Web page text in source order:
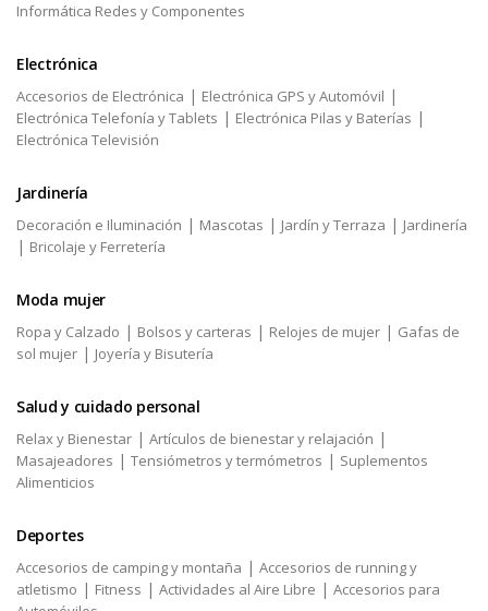
Informática Redes y Componentes
Electrónica
Accesorios de Electrónica | Electrónica GPS y Automóvil |
Electrónica Telefonía y Tablets | Electrónica Pilas y Baterías |
Electrónica Televisión
Jardinería
Decoración e Iluminación | Mascotas | Jardín y Terraza | Jardinería
| Bricolaje y Ferretería
Moda mujer
Ropa y Calzado | Bolsos y carteras | Relojes de mujer | Gafas de
sol mujer | Joyería y Bisutería
Salud y cuidado personal
Relax y Bienestar | Artículos de bienestar y relajación |
Masajeadores | Tensiómetros y termómetros | Suplementos
Alimenticios
Deportes
Accesorios de camping y montaña | Accesorios de running y
atletismo | Fitness | Actividades al Aire Libre | Accesorios para